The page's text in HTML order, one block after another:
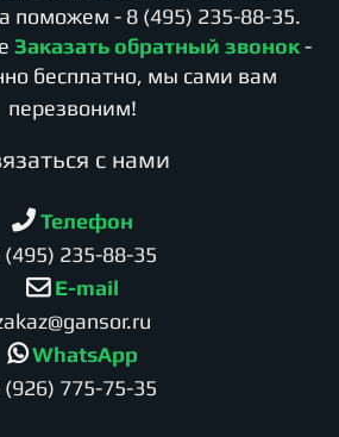
поможем - 8 (495) 235-88-35.
Заказать обратный звонок -
бесплатно, мы сами вам
перезвоним!
с нами
Телефон
(495) 235-88-35
E-mail
WhatsApp
(926) 775-75-35